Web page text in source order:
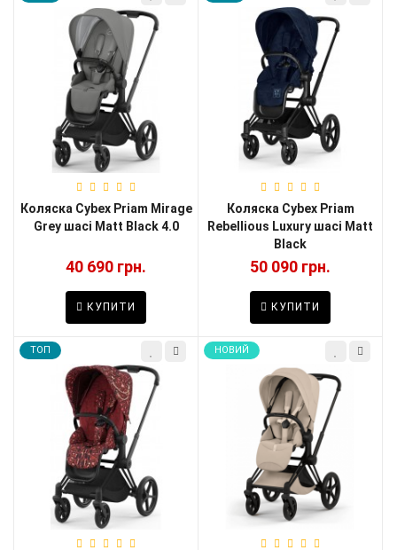
Коляска Cybex Priam Mirage
Grey шасі Matt Black 4.0
40 690 грн.
КУПИТИ
Коляска Cybex Priam
Rebellious Luxury шасі Matt
Black
50 090 грн.
КУПИТИ
TOП НОВИЙ